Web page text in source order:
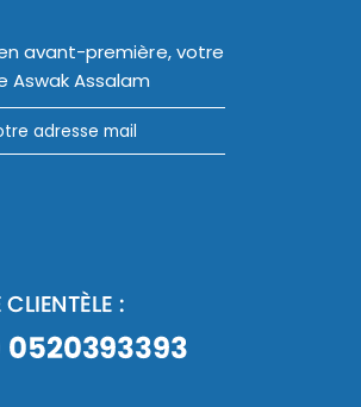
avant-première, votre
Aswak Assalam